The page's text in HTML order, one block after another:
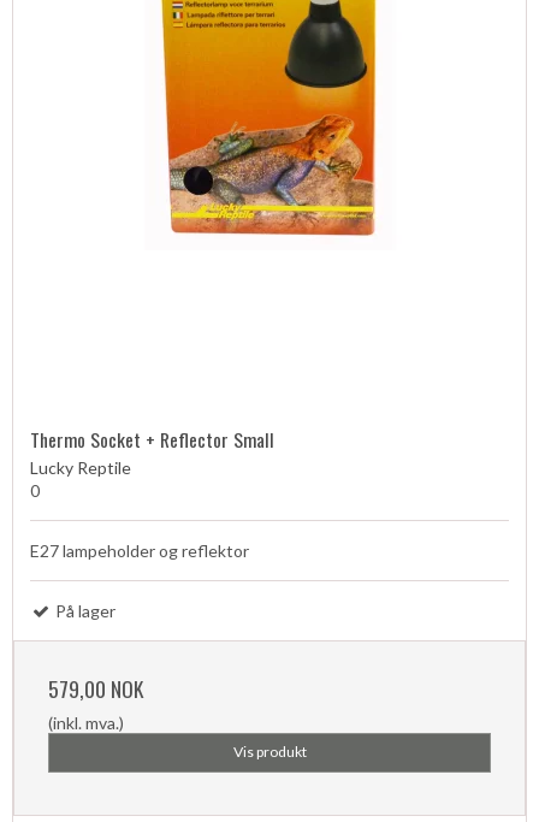
Thermo Socket + Reflector Small
Lucky Reptile
0
E27 lampeholder og reflektor
På lager
579,00 NOK
(inkl. mva.)
Vis produkt